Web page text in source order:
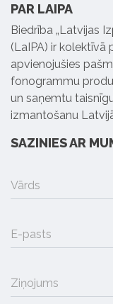
PAR LAIPA
Biedrība „Latvijas
(LaIPA) ir kolektīvā
apvienojušies
fonogrammu
un saņemtu
izmantošanu
SAZINIES AR
Vārds
E-pasts
Ziņojums